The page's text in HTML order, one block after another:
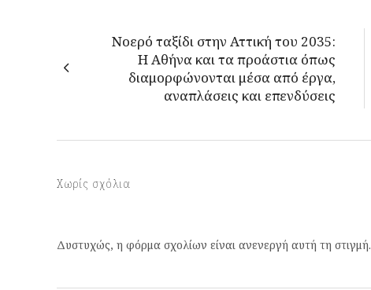
Νοερό ταξίδι στην Αττική του 2035:
Η Αθήνα και τα προάστια όπως
διαμορφώνονται μέσα από έργα,
αναπλάσεις και επενδύσεις
Χωρίς σχόλια
Δυστυχώς, η φόρμα σχολίων είναι ανενεργή αυτή τη στιγμή.